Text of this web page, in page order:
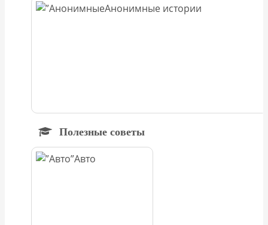
Анонимные истории
Полезные советы
Авто